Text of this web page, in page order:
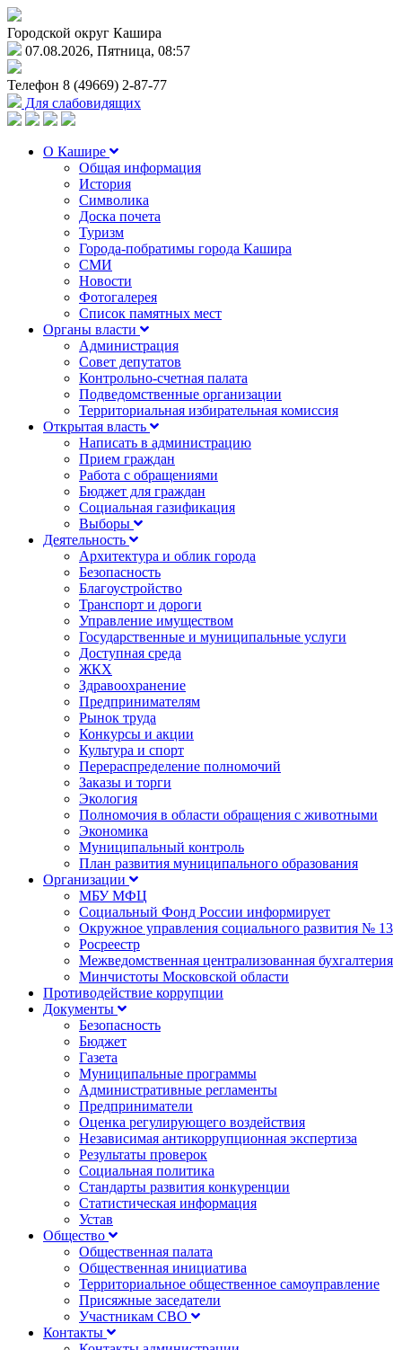
Городской округ Кашира
07.08.2026, Пятница, 08:57
Телефон 8 (49669) 2-87-77
Для слабовидящих
О Кашире
Общая информация
История
Символика
Доска почета
Туризм
Города-побратимы города Кашира
СМИ
Новости
Фотогалерея
Список памятных мест
Органы власти
Администрация
Совет депутатов
Контрольно-счетная палата
Подведомственные организации
Территориальная избирательная комиссия
Открытая власть
Написать в администрацию
Прием граждан
Работа с обращениями
Бюджет для граждан
Социальная газификация
Выборы
Деятельность
Архитектура и облик города
Безопасность
Благоустройство
Транспорт и дороги
Управление имуществом
Государственные и муниципальные услуги
Доступная среда
ЖКХ
Здравоохранение
Предпринимателям
Рынок труда
Конкурсы и акции
Культура и спорт
Перераспределение полномочий
Заказы и торги
Экология
Полномочия в области обращения с животными
Экономика
Муниципальный контроль
План развития муниципального образования
Организации
МБУ МФЦ
Социальный Фонд России информирует
Окружное управления социального развития № 13
Росреестр
Межведомственная централизованная бухгалтерия
Минчистоты Московской области
Противодействие коррупции
Документы
Безопасность
Бюджет
Газета
Муниципальные программы
Административные регламенты
Предприниматели
Оценка регулирующего воздействия
Независимая антикоррупционная экспертиза
Результаты проверок
Социальная политика
Стандарты развития конкуренции
Статистическая информация
Устав
Общество
Общественная палата
Общественная инициатива
Территориальное общественное самоуправление
Присяжные заседатели
Участникам СВО
Контакты